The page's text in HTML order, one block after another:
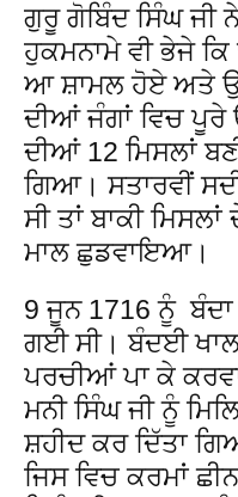
ਗੁਰੂ ਗੋਬਿੰਦ ਸਿੰਘ ਜੀ
ਹੁਕਮਨਾਮੇ ਵੀ ਭੇਜੇ
ਆ ਸ਼ਾਮਲ ਹੋਏ ਅਤੇ
ਦੀਆਂ ਜੰਗਾਂ ਵਿਚ ਪੂਰੇ
ਦੀਆਂ 12 ਮਿਸਲਾਂ
ਗਿਆ। ਸਤਾਰਵੀਂ
ਸੀ ਤਾਂ ਬਾਕੀ
ਮਾਲ ਛੁਡਵਾਇਆ।
9 ਜੂਨ 1716 ਨੂੰ
ਗਈ ਸੀ। ਬੰਦਈ
ਪਰਚੀਆਂ ਪਾ ਕੇ
ਮਨੀ ਸਿੰਘ ਜੀ ਨੂੰ
ਸ਼ਹੀਦ ਕਰ ਦਿੱਤਾ
ਜਿਸ ਵਿਚ ਕਰਮਾਂ